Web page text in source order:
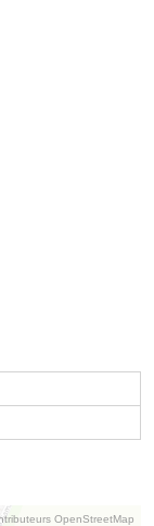
OpenStreetMap